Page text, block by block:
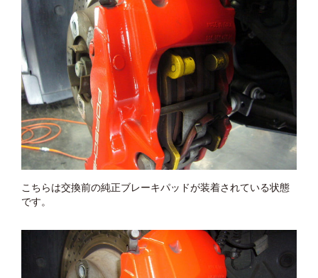
こちらは交換前の純正ブレーキパッドが装着されている状態
です。